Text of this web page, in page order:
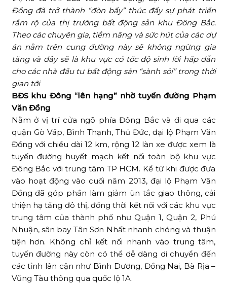
Đồng đã trở thành “đòn bẩy” thúc đẩy sự phát triển
rầm rộ của thị trường bất động sản khu Đông Bắc.
Theo các chuyên gia, tiềm năng và sức hút của các dự
án nằm trên cung đường này sẽ không ngừng gia
tăng và đây sẽ là khu vực có tốc độ sinh lời hấp dẫn
cho các nhà đầu tư bất động sản “sành sỏi” trong thời
gian tới
BĐS khu Đông “lên hạng” nhờ tuyến đường Phạm
Văn Đồng
Nằm ở vị trí cửa ngõ phía Đông Bắc và đi qua các
quận Gò Vấp, Bình Thạnh, Thủ Đức, đại lộ Phạm Văn
Đồng với chiều dài 12 km, rộng 12 làn xe được xem là
tuyến đường huyết mạch kết nối toàn bộ khu vực
Đông Bắc với trung tâm TP HCM. Kể từ khi được đưa
vào hoạt động vào cuối năm 2013, đại lộ Phạm Văn
Đồng đã góp phần làm giảm ùn tắc giao thông, cải
thiện hạ tầng đô thị, đồng thời kết nối với các khu vực
trung tâm của thành phố như Quận 1, Quận 2, Phú
Nhuận, sân bay Tân Sơn Nhất nhanh chóng và thuận
tiện hơn. Không chỉ kết nối nhanh vào trung tâm,
tuyến đường này còn có thể dễ dàng di chuyển đến
các tỉnh lân cận như Bình Dương, Đồng Nai, Bà Rịa –
Vũng Tàu thông qua quốc lộ 1A.